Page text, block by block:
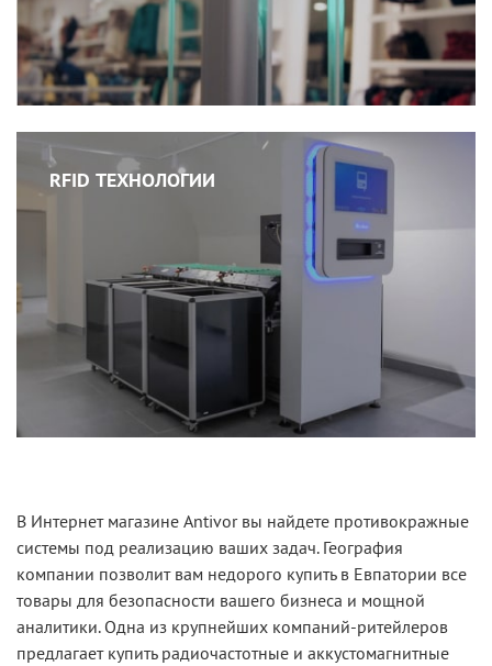
RFID ТЕХНОЛОГИИ
В Интернет магазине Antivor вы найдете противокражные
системы под реализацию ваших задач. География
компании позволит вам недорого купить в Евпатории все
товары для безопасности вашего бизнеса и мощной
аналитики. Одна из крупнейших компаний-ритейлеров
предлагает купить радиочастотные и аккустомагнитные